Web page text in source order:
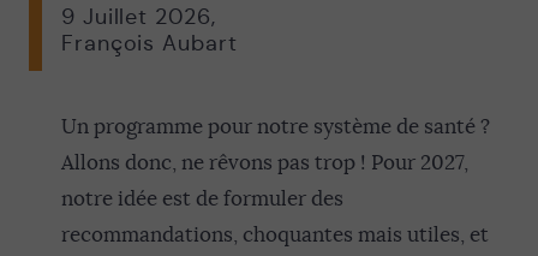
9 Juillet 2026,
François Aubart
Un programme pour notre système de santé ?
Allons donc, ne rêvons pas trop ! Pour 2027,
notre idée est de formuler des
recommandations, choquantes mais utiles, et